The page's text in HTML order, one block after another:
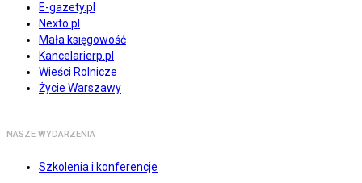
E-gazety.pl
Nexto.pl
Mała księgowość
Kancelarierp.pl
Wieści Rolnicze
Życie Warszawy
NASZE WYDARZENIA
Szkolenia i konferencje